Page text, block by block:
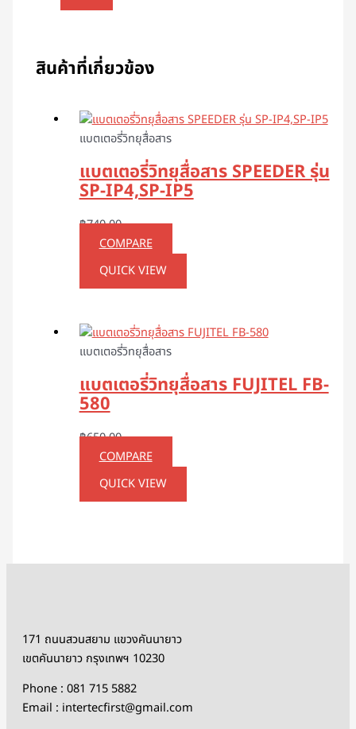
สินค้าที่เกี่ยวข้อง
แบตเตอรี่วิทยุสื่อสาร
แบตเตอรี่วิทยุสื่อสาร SPEEDER รุ่น
SP-IP4,SP-IP5
฿740.00
COMPARE
QUICK VIEW
แบตเตอรี่วิทยุสื่อสาร
แบตเตอรี่วิทยุสื่อสาร FUJITEL FB-
580
฿650.00
COMPARE
QUICK VIEW
171 ถนนสวนสยาม แขวงคันนายาว
เขตคันนายาว กรุงเทพฯ 10230
Phone : 081 715 5882
Email : intertecfirst@gmail.com